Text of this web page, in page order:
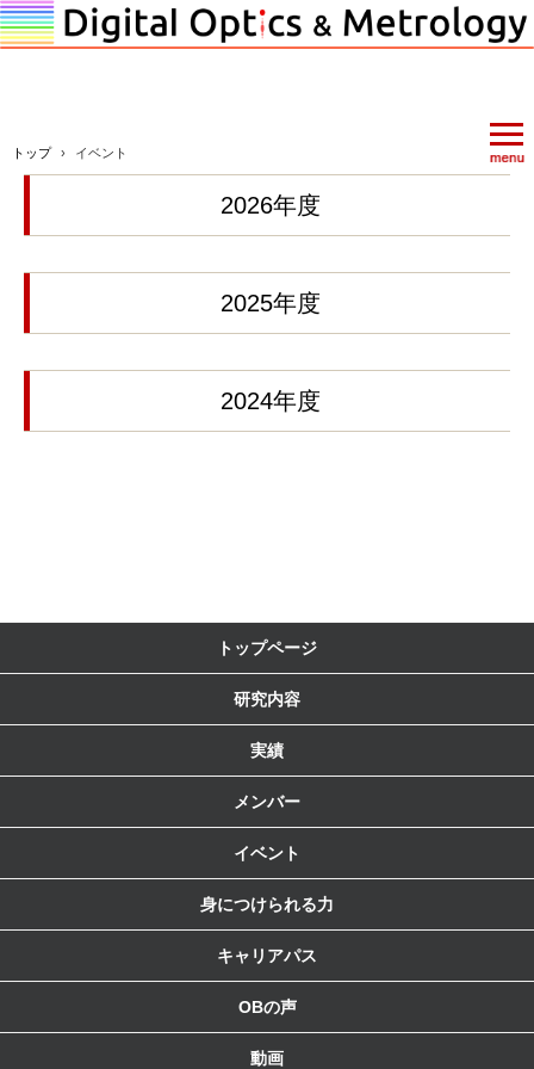
トップ › イベント
2026年度
2025年度
2024年度
トップページ
研究内容
実績
メンバー
イベント
身につけられる力
キャリアパス
OBの声
動画